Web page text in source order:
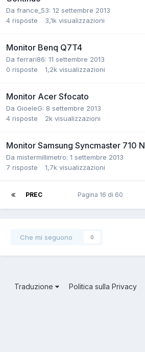
Da france_53: 12 settembre 2013
4 risposte 3,1k visualizzazioni
Monitor Benq Q7T4
Da ferrari86: 11 settembre 2013
0 risposte 1,2k visualizzazioni
Monitor Acer Sfocato
Da GioeleG: 8 settembre 2013
4 risposte 2k visualizzazioni
Monitor Samsung Syncmaster 710 N
Da mistermillimetro: 1 settembre 2013
7 risposte 1,7k visualizzazioni
PREC Pagina 16 di 60
Che mi seguono 0
Traduzione Politica sulla Privacy